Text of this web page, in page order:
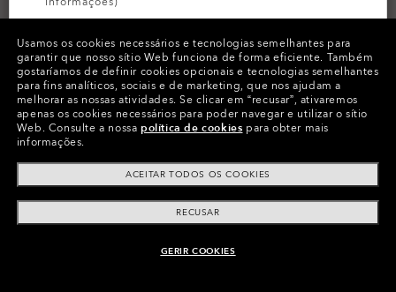
INDISPONÍVEL ON-LINE, VEJA SIMILARES
Cor: LentesPrizm Road,
ArmaçãoPink
Tamanho:Tamanho único
VestibilidadeAmplo - Ponte Alta
Ver Guia Tamanhos
Usamos os cookies necessários e tecnologias semelhantes para
garantir que nosso sítio Web funciona de forma eficiente. Também
gostaríamos de definir cookies opcionais e tecnologias semelhantes
para fins analíticos, sociais e de marketing, que nos ajudam a
melhorar as nossas atividades. Se clicar em “recusar”, ativaremos
apenas os cookies necessários para poder navegar e utilizar o sítio
Web. Consulte a nossapolítica de cookies para obter mais
informações.
ACEITAR TODOS OS COOKIES
RECUSAR
GERIR COOKIES
INSCREVA-SE